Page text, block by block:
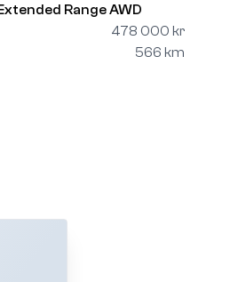
Range AWD
478 000 kr
566 km